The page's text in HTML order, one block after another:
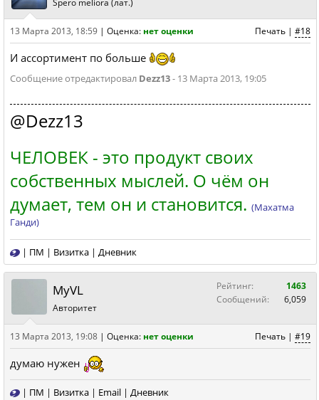
Печать | #18
13 Марта 2013, 18:59 | Оценка: нет оценки
И ассортимент по больше
Сообщение отредактировал Dezz13- 13 Марта 2013, 19:05
@Dezz13
ЧЕЛОВЕК - это продукт своих
собственных мыслей. О чём он
думает, тем он и становится. (Махатма
Ганди)
| ПМ | Визитка | Дневник
MyVL
Авторитет
Рейтинг:
1463
Сообщений:
6,059
Печать | #19
13 Марта 2013, 19:08 | Оценка: нет оценки
думаю нужен
| ПМ | Визитка | Email | Дневник